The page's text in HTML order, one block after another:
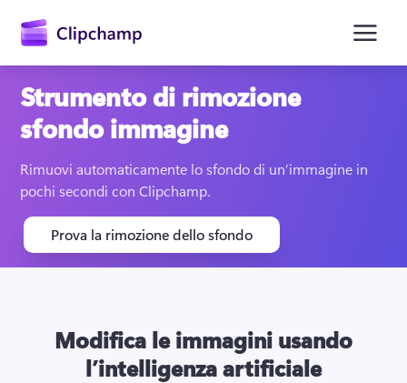
principale
Accedi
Strumento di rimozione
sfondo immagine
Rimuovi automaticamente lo sfondo di un’immagine in
pochi secondi con Clipchamp.
Prova la rimozione dello sfondo
Modifica le immagini usando
l’intelligenza artificiale